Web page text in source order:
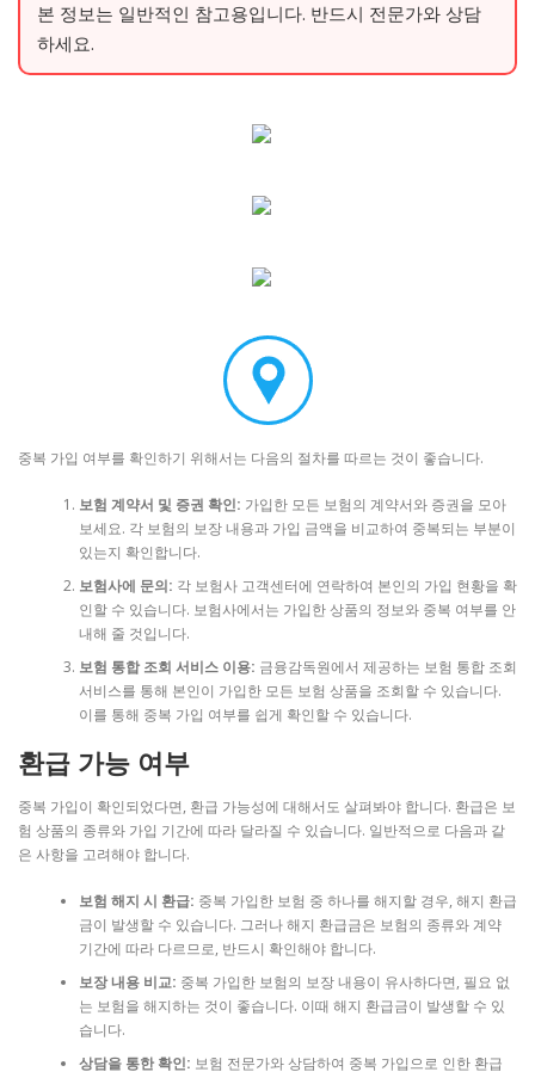
본 정보는 일반적인 참고용입니다. 반드시 전문가와 상담
하세요.
중복 가입 여부를 확인하기 위해서는 다음의 절차를 따르는 것이 좋습니다.
보험 계약서 및 증권 확인: 가입한 모든 보험의 계약서와 증권을 모아
보세요. 각 보험의 보장 내용과 가입 금액을 비교하여 중복되는 부분이
있는지 확인합니다.
보험사에 문의: 각 보험사 고객센터에 연락하여 본인의 가입 현황을 확
인할 수 있습니다. 보험사에서는 가입한 상품의 정보와 중복 여부를 안
내해 줄 것입니다.
보험 통합 조회 서비스 이용: 금융감독원에서 제공하는 보험 통합 조회
서비스를 통해 본인이 가입한 모든 보험 상품을 조회할 수 있습니다.
이를 통해 중복 가입 여부를 쉽게 확인할 수 있습니다.
환급 가능 여부
중복 가입이 확인되었다면, 환급 가능성에 대해서도 살펴봐야 합니다. 환급은 보
험 상품의 종류와 가입 기간에 따라 달라질 수 있습니다. 일반적으로 다음과 같
은 사항을 고려해야 합니다.
보험 해지 시 환급: 중복 가입한 보험 중 하나를 해지할 경우, 해지 환급
금이 발생할 수 있습니다. 그러나 해지 환급금은 보험의 종류와 계약
기간에 따라 다르므로, 반드시 확인해야 합니다.
보장 내용 비교: 중복 가입한 보험의 보장 내용이 유사하다면, 필요 없
는 보험을 해지하는 것이 좋습니다. 이때 해지 환급금이 발생할 수 있
습니다.
상담을 통한 확인: 보험 전문가와 상담하여 중복 가입으로 인한 환급